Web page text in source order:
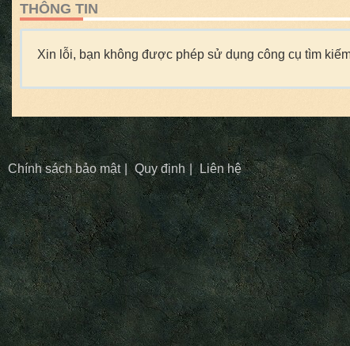
THÔNG TIN
Xin lỗi, bạn không được phép sử dụng công cụ tìm
Chính sách bảo mật Quy định Liên hệ